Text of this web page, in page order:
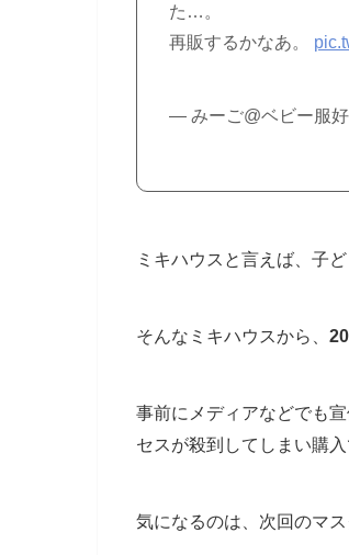
た…。
再販するかなあ。
— みーご@ベビー服
ミキハウスと言えば、子
そんなミキハウスから、
事前にメディアなどでも
セスが殺到してしまい購
気になるのは、次回のマス